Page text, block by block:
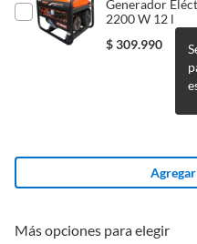
producto
Generador
2200 W 12 l
$309.990
Más opciones para elegir